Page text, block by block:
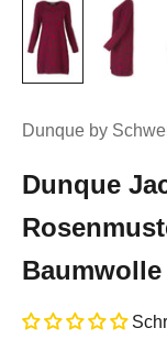
Dunque by
Dunque
Baumwolle